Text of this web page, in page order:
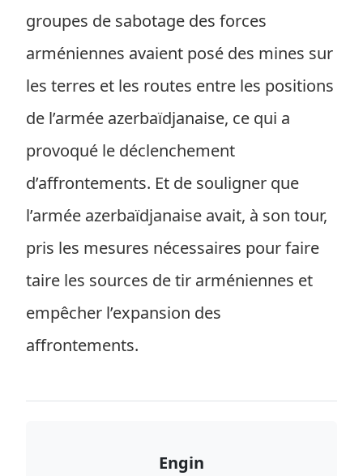
groupes de sabotage des forces
arméniennes avaient posé des mines sur
les terres et les routes entre les positions
de l’armée azerbaïdjanaise, ce qui a
provoqué le déclenchement
d’affrontements. Et de souligner que
l’armée azerbaïdjanaise avait, à son tour,
pris les mesures nécessaires pour faire
taire les sources de tir arméniennes et
empêcher l’expansion des
affrontements.
Engin